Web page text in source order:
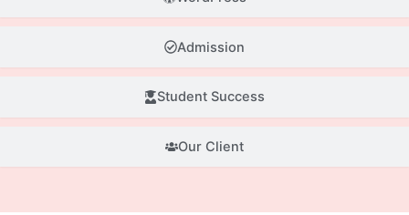
Admission
Student Success
Our Client